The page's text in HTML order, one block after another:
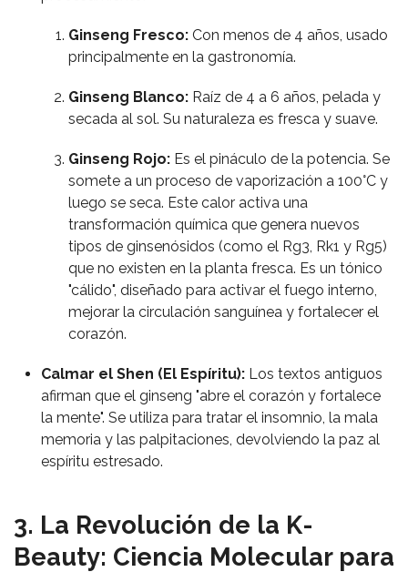
Ginseng Fresco: Con menos de 4 años, usado
principalmente en la gastronomía.
Ginseng Blanco: Raíz de 4 a 6 años, pelada y
secada al sol. Su naturaleza es fresca y suave.
Ginseng Rojo: Es el pináculo de la potencia. Se
somete a un proceso de vaporización a 100°C y
luego se seca. Este calor activa una
transformación química que genera nuevos
tipos de ginsenósidos (como el Rg3, Rk1 y Rg5)
que no existen en la planta fresca. Es un tónico
"cálido", diseñado para activar el fuego interno,
mejorar la circulación sanguínea y fortalecer el
corazón.
Calmar el Shen (El Espíritu): Los textos antiguos
afirman que el ginseng "abre el corazón y fortalece
la mente". Se utiliza para tratar el insomnio, la mala
memoria y las palpitaciones, devolviendo la paz al
espíritu estresado.
3. La Revolución de la K-
Beauty: Ciencia Molecular para